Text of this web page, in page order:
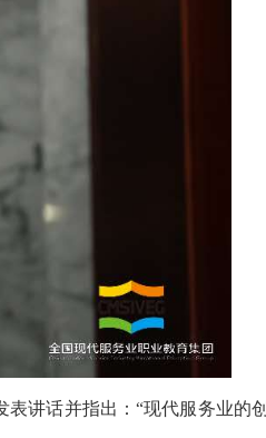
讲话并指出：“现代服务业的创